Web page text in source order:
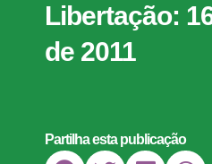
Libertação:
de 2011
Partilha esta publicação